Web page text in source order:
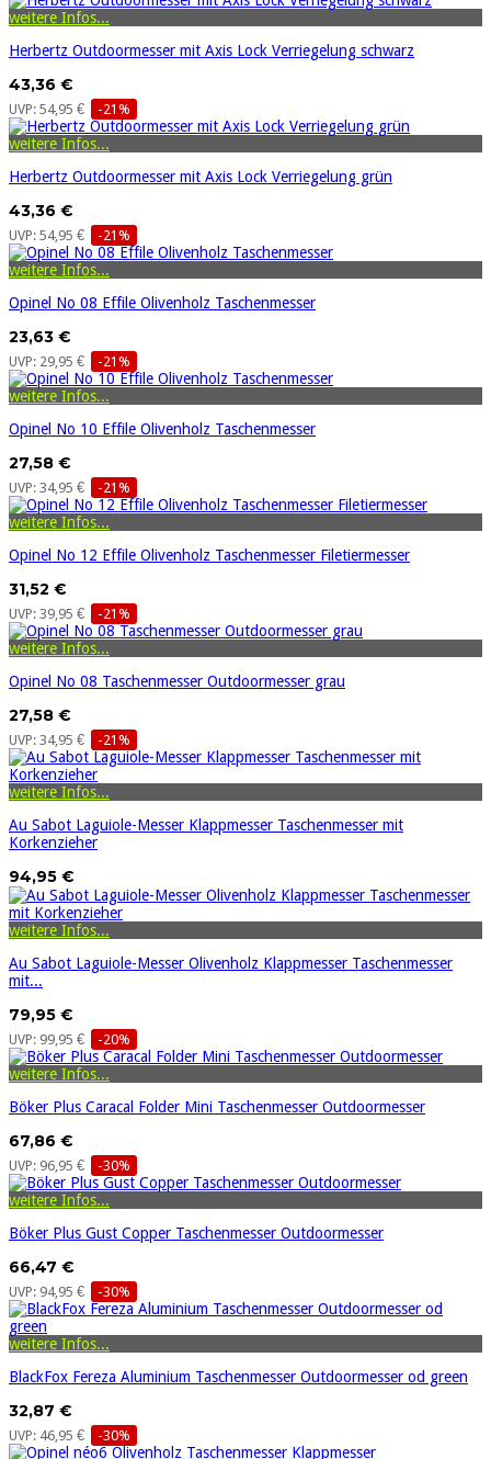
weitere Infos...
Herbertz Outdoormesser mit Axis Lock Verriegelung schwarz
43,36 €
UVP: 54,95 € -21%
weitere Infos...
Herbertz Outdoormesser mit Axis Lock Verriegelung grün
43,36 €
UVP: 54,95 € -21%
weitere Infos...
Opinel No 08 Effile Olivenholz Taschenmesser
23,63 €
UVP: 29,95 € -21%
weitere Infos...
Opinel No 10 Effile Olivenholz Taschenmesser
27,58 €
UVP: 34,95 € -21%
weitere Infos...
Opinel No 12 Effile Olivenholz Taschenmesser Filetiermesser
31,52 €
UVP: 39,95 € -21%
weitere Infos...
Opinel No 08 Taschenmesser Outdoormesser grau
27,58 €
UVP: 34,95 € -21%
weitere Infos...
Au Sabot Laguiole-Messer Klappmesser Taschenmesser mit
Korkenzieher
94,95 €
weitere Infos...
Au Sabot Laguiole-Messer Olivenholz Klappmesser Taschenmesser
mit...
79,95 €
UVP: 99,95 € -20%
weitere Infos...
Böker Plus Caracal Folder Mini Taschenmesser Outdoormesser
67,86 €
UVP: 96,95 € -30%
weitere Infos...
Böker Plus Gust Copper Taschenmesser Outdoormesser
66,47 €
UVP: 94,95 € -30%
weitere Infos...
BlackFox Fereza Aluminium Taschenmesser Outdoormesser od green
32,87 €
UVP: 46,95 € -30%